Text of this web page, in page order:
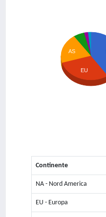
AS
EU
Continente
NA - Nord America
EU - Europa